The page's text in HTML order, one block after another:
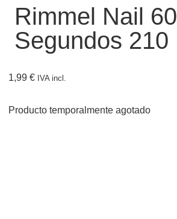
Rimmel Nail 60
Segundos 210
1,99 € IVA incl.
Producto temporalmente agotado